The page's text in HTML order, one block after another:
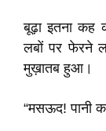
बूढ़ा इतना कह
लबों पर फेरने
मुख़ातब हुआ।
“मसऊद! पानी